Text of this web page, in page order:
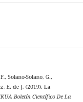
Solano-Solano, G.,
E. de J. (2019). La
Boletín Científico De La